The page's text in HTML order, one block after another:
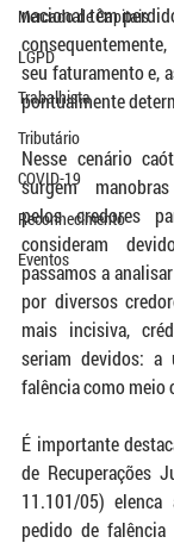
Mercado de Capitais
LGPD
Trabalhista
Tributário
COVID-19
Reconhecimento
Eventos
nacional têm
seu faturamento e,
pontualmente
Nesse cenário
surgem
pelos credores
consideram
passamos a
por diversos
mais incisiva,
seriam devidos: a
falência como meio
É importante
de Recuperações
11.101/05)
pedido de